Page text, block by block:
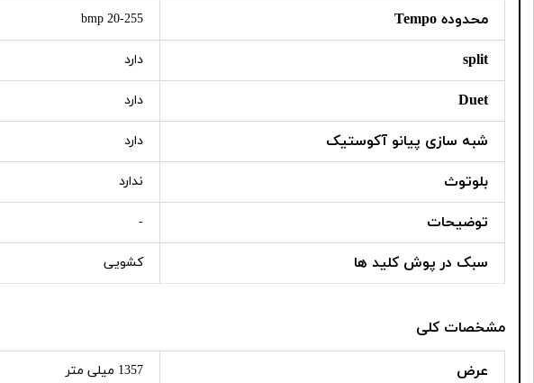
محدوده Tempo 20-255 bmp
split دارد
Duet دارد
شبه سازی پیانو آکوستیک دارد
بلوتوث ندارد
توضیحات -
سبک در پوش کلید ها کشویی
مشخصات کلی
عرض 1357 میلی متر